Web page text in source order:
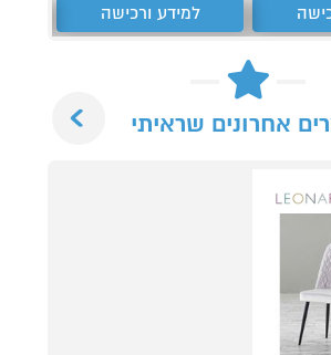
למידע ורכישה
אחרונים שראיתי